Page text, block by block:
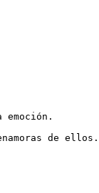
de ellos.